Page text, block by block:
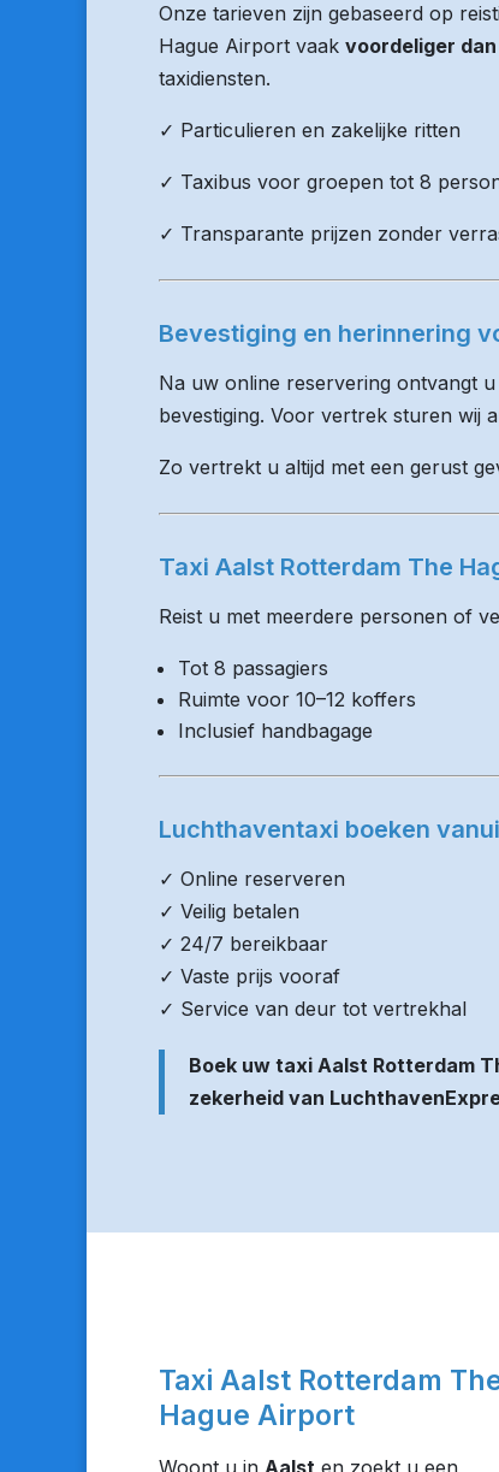
Onze tarieven zijn gebaseerd op
Hague Airport vaak voordeliger
taxidiensten.
✓ Particulieren en zakelijke ritten
✓ Taxibus voor groepen tot 8
✓ Transparante prijzen zonder
Bevestiging en herinnering
Na uw online reservering ontvangt
bevestiging. Voor vertrek sturen wij
Zo vertrekt u altijd met een gerust
Taxi Aalst Rotterdam The
Reist u met meerdere personen of
Tot 8 passagiers
Ruimte voor 10–12 koffers
Inclusief handbagage
Luchthaventaxi boeken
✓ Online reserveren
✓ Veilig betalen
✓ 24/7 bereikbaar
✓ Vaste prijs vooraf
✓ Service van deur tot vertrekhal
Boek uw taxi Aalst Rotterdam
zekerheid van
Taxi Aalst Rotterdam
Hague Airport
Woont u in Aalst en zoekt u een